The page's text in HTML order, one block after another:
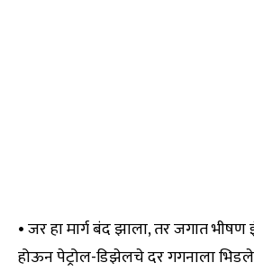
• जर हा मार्ग बंद झाला, तर जगात भीषण
होऊन पेट्रोल-डिझेलचे दर गगनाला